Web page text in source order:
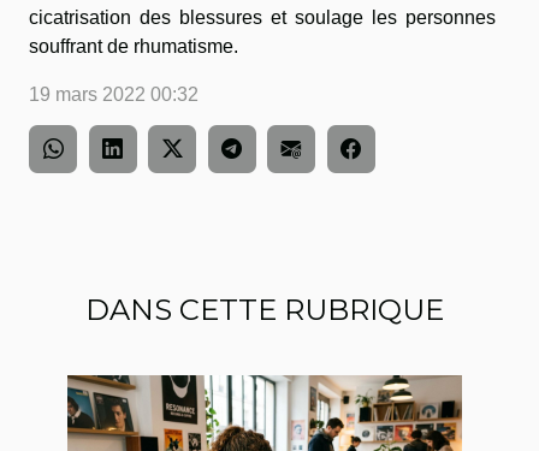
cicatrisation des blessures et soulage les personnes
souffrant de rhumatisme.
19 mars 2022 00:32
DANS CETTE RUBRIQUE